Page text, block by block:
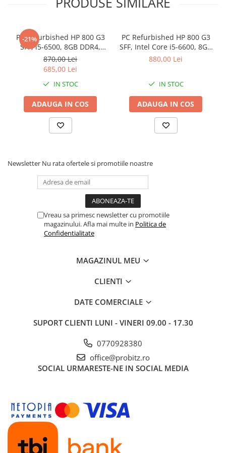
Periferice PC
Hard Disk-uri & SSD-uri externe
Accesorii UPS-uri
Statii GRAFICE
Statii GRAFICE NOI
Accesorii Printing
Imprimante de format mare
Scannere
Switch-uri
Alte accesorii retea
Access Points & Range Extendere
Placi de retea
Routere Wireless
-21%
PC Refurbished HP 800 G3
SFF, i5-6500, 8GB DDR4,
256GB SSD
870,00 Lei
685,00 Lei
IN STOC
ADAUGA IN COS
PC Refurbished HP 800 G3
SFF, Intel Core i5-6600, 8GB
DDR4, 256GB SSD
880,00 Lei
IN STOC
ADAUGA IN COS
Newsletter Nu rata ofertele si promotiile noastre
Vreau sa primesc newsletter cu promotiile
magazinului. Afla mai multe in Politica de
Confidentialitate
MAGAZINUL MEU
CLIENTI
DATE COMERCIALE
SUPORT CLIENTI LUNI - VINERI 09.00 - 17.30
0770928380
office@probitz.ro
SOCIAL URMARESTE-NE IN SOCIAL MEDIA